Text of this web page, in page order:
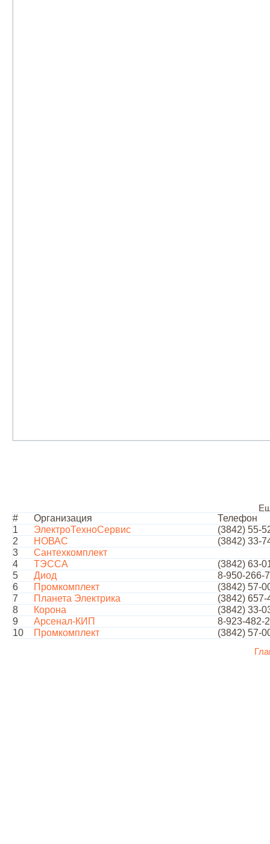
# Организация
Телефон
1
ЭлектроТехноСервис
(3842) 55-
2
НОВАС
(3842) 33-
3
Сантехкомплект
4
ТЭССА
(3842) 63-
5
Диод
8-950-266-
6
Промкомплект
(3842) 57-
7
Планета Электрика
(3842) 657-
8
Корона
(3842) 33-
9
Арсенал-КИП
8-923-482-
10
Промкомплект (3842) 57-